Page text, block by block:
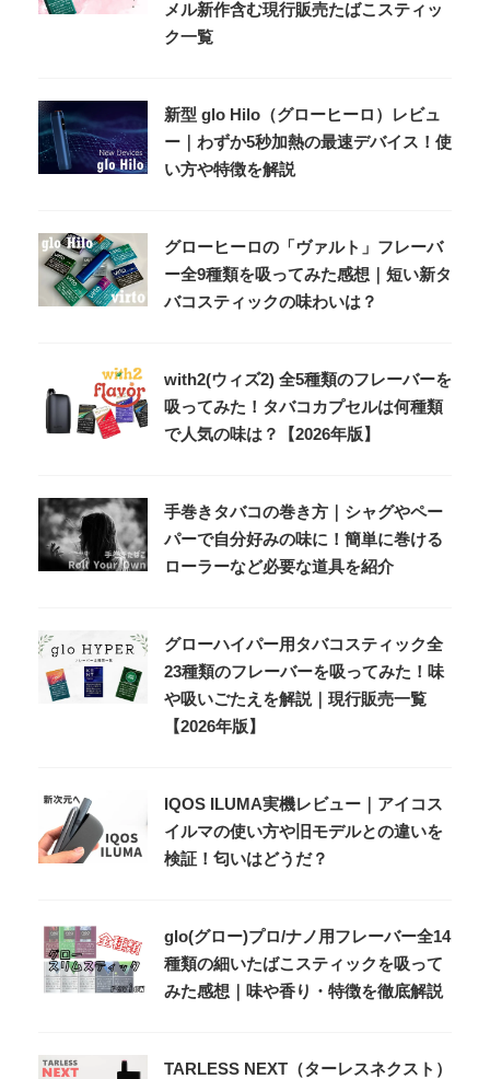
メル新作含む現行販売たばこスティッ
ク一覧
新型 glo Hilo（グローヒーロ）レビュ
ー｜わずか5秒加熱の最速デバイス！使
い方や特徴を解説
グローヒーロの「ヴァルト」フレーバ
ー全9種類を吸ってみた感想｜短い新タ
バコスティックの味わいは？
with2(ウィズ2) 全5種類のフレーバーを
吸ってみた！タバコカプセルは何種類
で人気の味は？【2026年版】
手巻きタバコの巻き方｜シャグやペー
パーで自分好みの味に！簡単に巻ける
ローラーなど必要な道具を紹介
グローハイパー用タバコスティック全
23種類のフレーバーを吸ってみた！味
や吸いごたえを解説｜現行販売一覧
【2026年版】
IQOS ILUMA実機レビュー｜アイコス
イルマの使い方や旧モデルとの違いを
検証！匂いはどうだ？
glo(グロー)プロ/ナノ用フレーバー全14
種類の細いたばこスティックを吸って
みた感想｜味や香り・特徴を徹底解説
TARLESS NEXT（ターレスネクスト）